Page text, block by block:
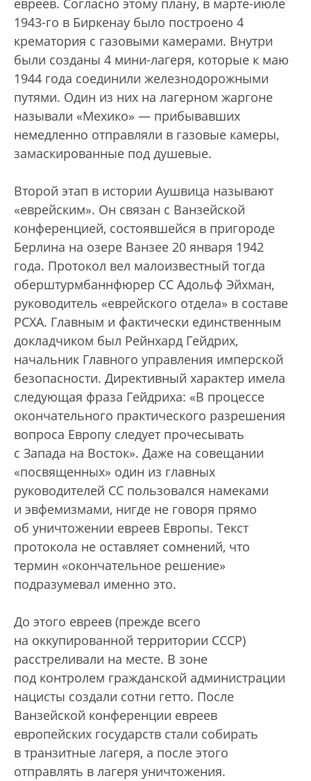
евреев. Согласно этому плану, в марте-июле
1943-го в Биркенау было построено 4
крематория с газовыми камерами. Внутри
были созданы 4 мини-лагеря, которые к маю
1944 года соединили железнодорожными
путями. Один из них на лагерном жаргоне
называли «Мехико» — прибывавших
немедленно отправляли в газовые камеры,
замаскированные под душевые.
Второй этап в истории Аушвица называют
«еврейским». Он связан с Ванзейской
конференцией, состоявшейся в пригороде
Берлина на озере Ванзее 20 января 1942
года. Протокол вел малоизвестный тогда
оберштурмбаннфюрер СС Адольф Эйхман,
руководитель «еврейского отдела» в составе
РСХА. Главным и фактически единственным
докладчиком был Рейнхард Гейдрих,
начальник Главного управления имперской
безопасности. Директивный характер имела
следующая фраза Гейдриха: «В процессе
окончательного практического разрешения
вопроса Европу следует прочесывать
с Запада на Восток». Даже на совещании
«посвященных» один из главных
руководителей СС пользовался намеками
и эвфемизмами, нигде не говоря прямо
об уничтожении евреев Европы. Текст
протокола не оставляет сомнений, что
термин «окончательное решение»
подразумевал именно это.
До этого евреев (прежде всего
на оккупированной территории СССР)
расстреливали на месте. В зоне
под контролем гражданской администрации
нацисты создали сотни гетто. После
Ванзейской конференции евреев
европейских государств стали собирать
в транзитные лагеря, а после этого
отправлять в лагеря уничтожения.